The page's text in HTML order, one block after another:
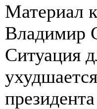
Материал
Владимир
Ситуация